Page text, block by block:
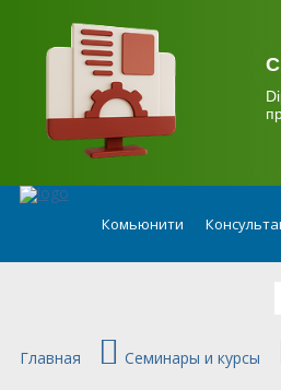
Комьюнити
Главная Семинары и курсы